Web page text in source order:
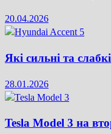
20.04.2026
Які сильні та
28.01.2026
Tesla Model 3 на